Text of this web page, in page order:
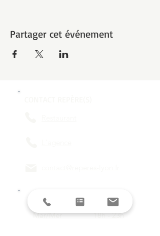
Partager cet événement
HORAIRES
Mar/Mer
18h - 23h